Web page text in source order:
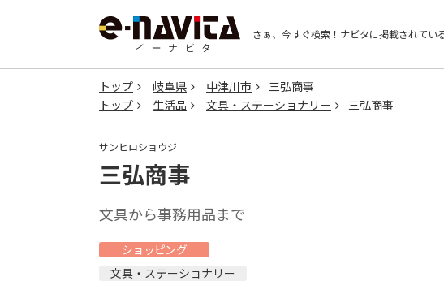
さぁ、今すぐ検索！ ナビタに掲載されてい
トップ 岐阜県 中津川市
三弘商事
トップ
生活品 文具・ステーショナリー 三弘商事
サンヒロショウジ
三弘商事
文具から事務用品まで
ショッピング
文具・ステーショナリー